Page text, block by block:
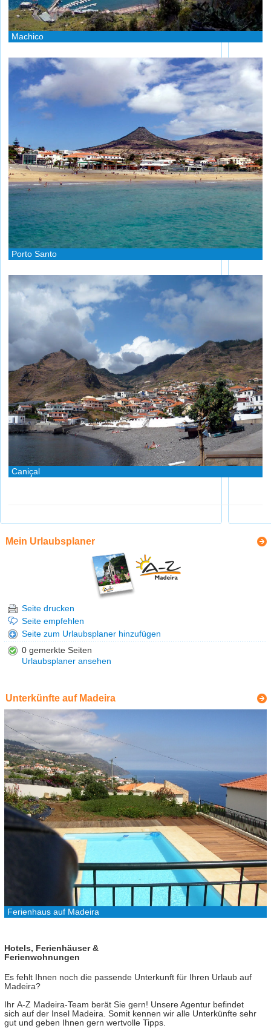
Machico
Porto Santo
Caniçal
Mein Urlaubsplaner
Seite drucken
Seite empfehlen
Seite zum Urlaubsplaner hinzufügen
0 gemerkte Seiten
Urlaubsplaner ansehen
Unterkünfte auf Madeira
Ferienhaus auf Madeira
Hotels, Ferienhäuser &
Ferienwohnungen
Es fehlt Ihnen noch die passende Unterkunft für Ihren Urlaub auf
Madeira?
Ihr A-Z Madeira-Team berät Sie gern! Unsere Agentur befindet
sich auf der Insel Madeira. Somit kennen wir alle Unterkünfte sehr
gut und geben Ihnen gern wertvolle Tipps.